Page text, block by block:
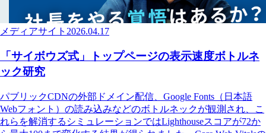
メディアサイト 2026.04.17
「サイボウズ式」トップページの表示速度ボトルネ
ック研究
パブリックCDNの外部ドメイン配信、Google Fonts（日本語
Webフォント）の読み込みなどのボトルネックが観測され、こ
れらを解消するシミュレーションではLighthouseスコアが72か